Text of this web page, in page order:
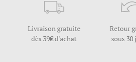
Livraison gratuite
dès 39€ d'achat
Retour
sous 30